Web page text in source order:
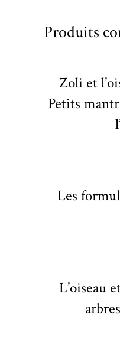
Produits
Zoli et
Petits
Les
L’oiseau